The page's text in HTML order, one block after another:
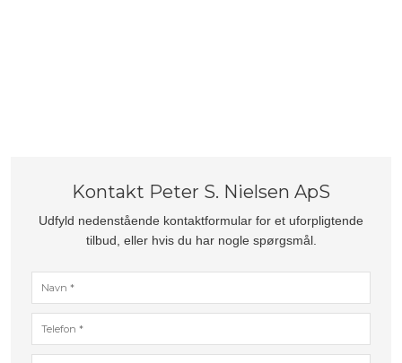
​Kontakt Peter S. Nielsen ApS
Udfyld nedenstående kontaktformular for et uforpligtende
tilbud, eller hvis du har nogle spørgsmål.